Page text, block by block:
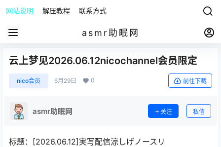
网站说明 解压教程 联系方式
asmr助眠网
云上梦见2026.06.12nicochannel会员限定
nico会员 6月29日 0 前往下载
asmr助眠网 关注 私信
标题：[2026.06.12]実写配信涼しげノースリ